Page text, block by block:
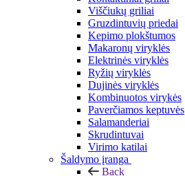
Viščiukų griliai
Gruzdintuvių priedai
Kepimo plokštumos
Makaronų viryklės
Elektrinės viryklės
Ryžių viryklės
Dujinės viryklės
Kombinuotos virykės
Paverčiamos keptuvės
Salamanderiai
Skrudintuvai
Virimo katilai
Šaldymo įranga
Back